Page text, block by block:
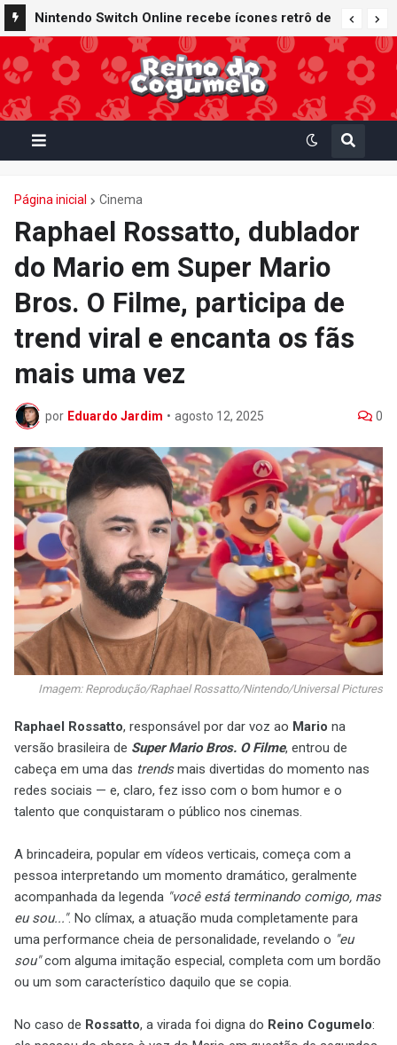
Nintendo Switch Online recebe ícones retrô de
Mario Paint (SNES) e Mario Kart: Super Circuit
(GBA)
Página inicial Cinema
Raphael Rossatto, dublador
do Mario em Super Mario
Bros. O Filme, participa de
trend viral e encanta os fãs
mais uma vez
por Eduardo Jardim • agosto 12, 2025 0
Imagem: Reprodução/Raphael Rossatto/Nintendo/Universal Pictures
Raphael Rossatto, responsável por dar voz ao Mario na
versão brasileira de Super Mario Bros. O Filme, entrou de
cabeça em uma das trendsmais divertidas do momento nas
redes sociais — e, claro, fez isso com o bom humor e o
talento que conquistaram o público nos cinemas.
A brincadeira, popular em vídeos verticais, começa com a
pessoa interpretando um momento dramático, geralmente
acompanhada da legenda "você está terminando comigo, mas
eu sou...". No clímax, a atuação muda completamente para
uma performance cheia de personalidade, revelando o "eu
sou"com alguma imitação especial, completa com um bordão
ou um som característico daquilo que se copia.
No caso de Rossatto, a virada foi digna do Reino Cogumelo: